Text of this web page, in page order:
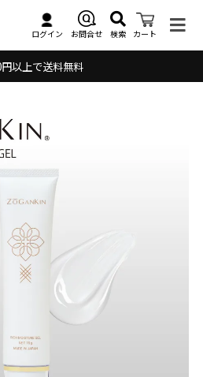
ログイン お問合せ 検索 カート
以上で送料無料